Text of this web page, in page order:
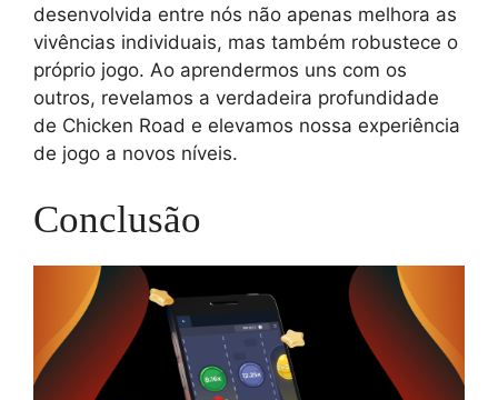
desenvolvida entre nós não apenas melhora as
vivências individuais, mas também robustece o
próprio jogo. Ao aprendermos uns com os
outros, revelamos a verdadeira profundidade
de Chicken Road e elevamos nossa experiência
de jogo a novos níveis.
Conclusão